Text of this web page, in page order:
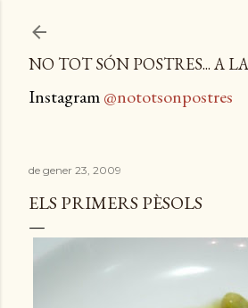
NO TOT SÓN POSTRES... A
Instagram@nototsonpostres
de gener 23, 2009
ELS PRIMERS PÈSOLS